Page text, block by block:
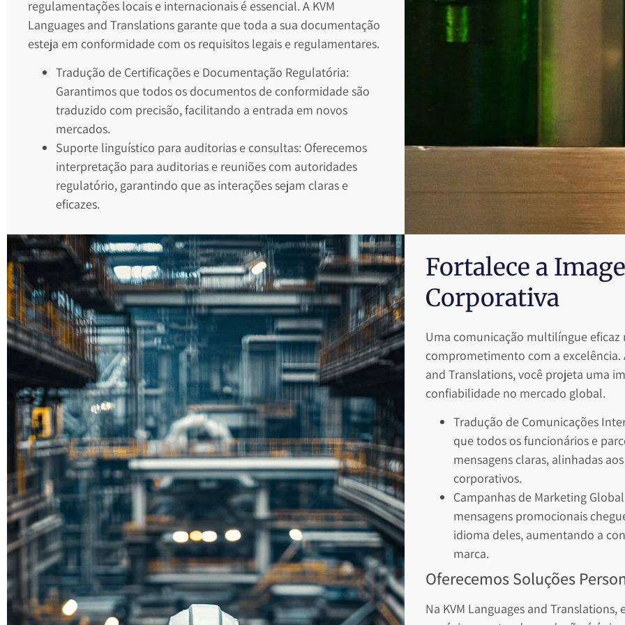
regulamentações locais e internacionais é essencial. A KVM
Languages and Translations garante que toda a sua documentação
esteja em conformidade com os requisitos legais e regulamentares.
Tradução de Certificações e Documentação Regulatória:
Garantimos que todos os documentos de conformidade são
traduzido com precisão, facilitando a entrada em novos
mercados.
Suporte linguístico para auditorias e consultas: Oferecemos
interpretação para auditorias e reuniões com autoridades
regulatório, garantindo que as interações sejam claras e
eficazes.
Fortalece a
Corporativa
Uma comunicação multilíngue
comprometimento com a excelência.
and Translations, você projeta uma
confiabilidade no mercado global.
Tradução de Comunicações
que todos os funcionários e
mensagens claras, alinhadas
corporativos.
Campanhas de Marketing
mensagens promocionais
idioma deles, aumentando a
marca.
Oferecemos Soluções
Na KVM Languages and